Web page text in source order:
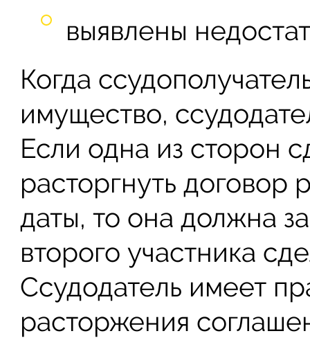
выявлены
Когда
имущество,
Если одна из сторон
расторгнуть договор
даты, то она должна
второго участника
Ссудодатель имеет
расторжения